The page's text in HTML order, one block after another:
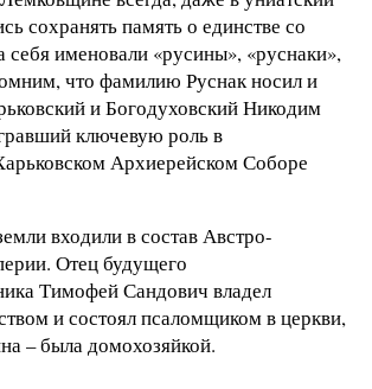
сохранять память о единстве со
себя именовали «русины», «руснаки»,
что фамилию Руснак носил и
и Богодуховский Никодим
ключевую роль в
Архиерейском Соборе
входили в состав Австро-
Отец будущего
Тимофей Сандович владел
и состоял псаломщиком в церкви,
– была домохозяйкой.